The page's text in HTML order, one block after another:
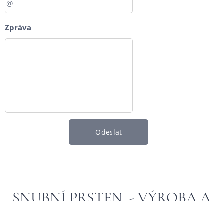
Zpráva
Odeslat